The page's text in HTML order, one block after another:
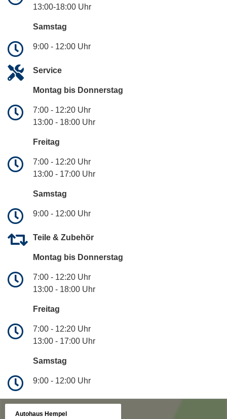
13:00-18:00 Uhr
Samstag
9:00 - 12:00 Uhr
Service
Montag bis Donnerstag
7:00 - 12:20 Uhr
13:00 - 18:00 Uhr
Freitag
7:00 - 12:20 Uhr
13:00 - 17:00 Uhr
Samstag
9:00 - 12:00 Uhr
Teile & Zubehör
Montag bis Donnerstag
7:00 - 12:20 Uhr
13:00 - 18:00 Uhr
Freitag
7:00 - 12:20 Uhr
13:00 - 17:00 Uhr
Samstag
9:00 - 12:00 Uhr
Autohaus Hempel